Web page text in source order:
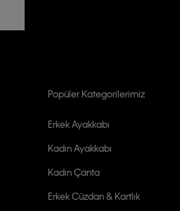
Popüler Kategorilerimiz
Erkek Ayakkabı
Kadın Ayakkabı
Kadın Çanta
Erkek Cüzdan & Kartlık